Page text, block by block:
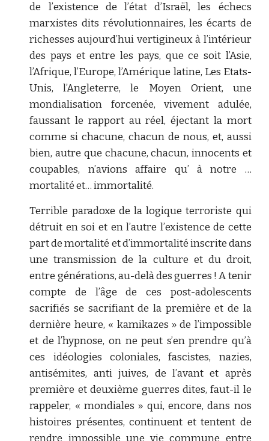
de l’existence de l’état d’Israël, les échecs
marxistes dits révolutionnaires, les écarts de
richesses aujourd’hui vertigineux à l’intérieur
des pays et entre les pays, que ce soit l’Asie,
l’Afrique, l’Europe, l’Amérique latine, Les Etats-
Unis, l’Angleterre, le Moyen Orient, une
mondialisation forcenée, vivement adulée,
faussant le rapport au réel, éjectant la mort
comme si chacune, chacun de nous, et, aussi
bien, autre que chacune, chacun, innocents et
coupables, n’avions affaire qu’ à notre …
mortalité et… immortalité.
Terrible paradoxe de la logique terroriste qui
détruit en soi et en l’autre l’existence de cette
part de mortalité et d’immortalité inscrite dans
une transmission de la culture et du droit,
entre générations, au-delà des guerres ! A tenir
compte de l’âge de ces post-adolescents
sacrifiés se sacrifiant de la première et de la
dernière heure, « kamikazes » de l’impossible
et de l’hypnose, on ne peut s’en prendre qu’à
ces idéologies coloniales, fascistes, nazies,
antisémites, anti juives, de l’avant et après
première et deuxième guerres dites, faut-il le
rappeler, « mondiales » qui, encore, dans nos
histoires présentes, continuent et tentent de
rendre impossible une vie commune entre